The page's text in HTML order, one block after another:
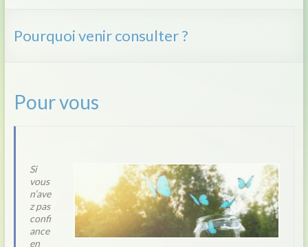
Pourquoi venir consulter ?
Pour vous
Si
vous
n’ave
z pas
confi
ance
en